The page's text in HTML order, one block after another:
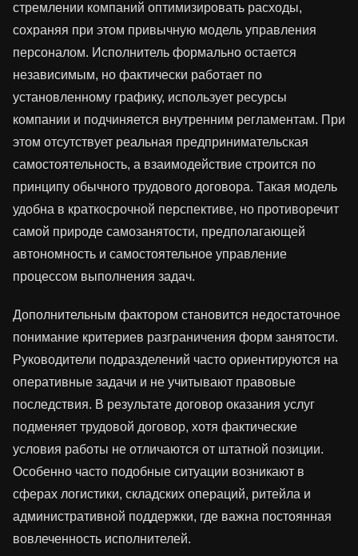
стремлении компаний оптимизировать расходы,
сохраняя при этом привычную модель управления
персоналом. Исполнитель формально остается
независимым, но фактически работает по
установленному графику, использует ресурсы
компании и подчиняется внутренним регламентам. При
этом отсутствует реальная предпринимательская
самостоятельность, а взаимодействие строится по
принципу обычного трудового договора. Такая модель
удобна в краткосрочной перспективе, но противоречит
самой природе самозанятости, предполагающей
автономность и самостоятельное управление
процессом выполнения задач.
Дополнительным фактором становится недостаточное
понимание критериев разграничения форм занятости.
Руководители подразделений часто ориентируются на
оперативные задачи и не учитывают правовые
последствия. В результате договор оказания услуг
подменяет трудовой договор, хотя фактические
условия работы не отличаются от штатной позиции.
Особенно часто подобные ситуации возникают в
сферах логистики, складских операций, ритейла и
административной поддержки, где важна постоянная
вовлеченность исполнителей.